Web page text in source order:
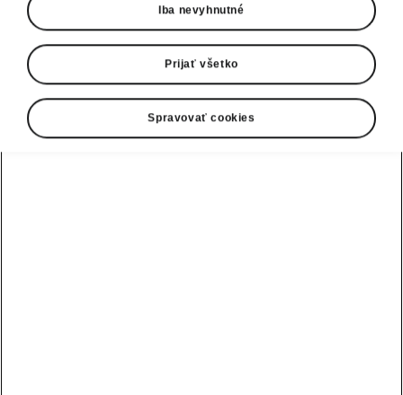
Iba nevyhnutné
Prijať všetko
Spravovať cookies